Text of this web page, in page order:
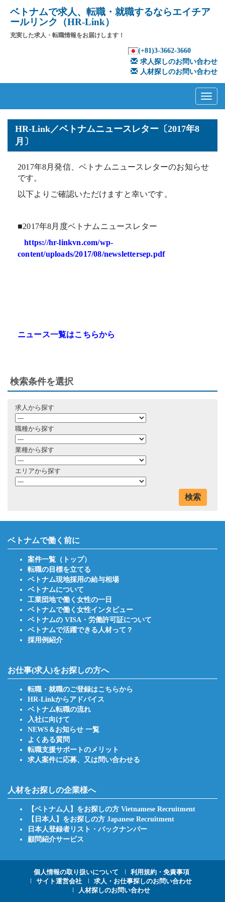
ベトナムで求人、転職・就職するならエイチア
ールリンク（HR-Link）
充実した求人・転職情報をお届けします！
(+81)3-3662-3660
求人探しのお問い合わせ
人材探しのお問い合わせ
Menu
content
HR-Link／ベトナムニュースレター〔2017年8
月〕
2017年8月発信、ベトナムニュースレターのお知らせ
です。
以下よりご確認いただけますと幸いです。
■2017年8月度ベトナムニュースレター
https://hr-linkvn.com/wp-
content/uploads/2017/08/newslettersep.pdf
ニュース一覧はこちらから
検索条件を選択
求人から探す
職種から探す
業種から探す
エリアから探す
検索
ベトナムで働く前に
案件一覧（トップ）
転職の目標を立てる
ベトナム現地採用の給与相場
ベトナムについて
工業団地で働く女性の一日
ベトナムで働く女性インタビュー
ベトナムの VISA・労働許可証について
ベトナムで活躍できる人材って？
採用例紹介
お仕事(求人)をお探しの方へ
転職・就職のご登録はこちらから
HR-Linkからアドバイス
ベトナム転職の流れ
入社に向けて
NEWS＆お知らせ 一覧
よくある質問
転職支援サポートのメリット
求人案件に応募、又は問い合わせる
人材をお探しの企業様へ
【ベトナム人】をお探しの方 Vietnamese Recruitment
【日本人】をお探しの方 Japanese Recruitment
日本人登録者リスト・バックナンバー
顧問紹介サービス
Footer
個人情報の取り扱いについて
利用規約・免責事項
サイト運営会社
求人・お仕事探しのお問い合わせ
人材探しのお問い合わせ